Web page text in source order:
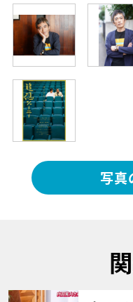
写真
サムネイル